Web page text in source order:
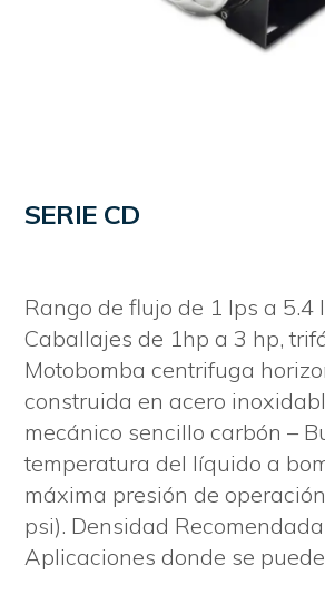
SERIE CD
Rango de flujo de 1 lps a 5.4
Caballajes de 1hp a 3 hp,
Motobomba centrifuga
construida en acero
mecánico sencillo carbón –
temperatura del líquido a
máxima presión de
psi). Densidad
Aplicaciones donde se